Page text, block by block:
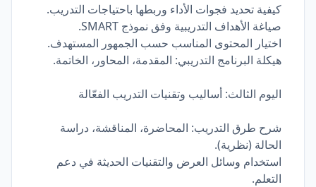
كيفية تحديد فجوات الأداء وربطها باحتياجات التدريب.
صياغة الأهداف التدريبية وفق نموذج SMART.
اختيار المحتوى المناسب حسب الجمهور المستهدف.
هيكلة البرنامج التدريبي: المقدمة، المحاور، الخاتمة.
اليوم الثالث: أساليب وتقنيات التدريب الفعّالة
شرح طرق التدريب: المحاضرة، المناقشة، دراسة
الحالة (نظرية).
استخدام وسائل العرض والتقنيات الحديثة في دعم
التعلم.